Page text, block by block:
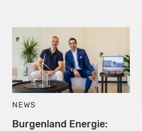
NEWS
Burgenland Energie: